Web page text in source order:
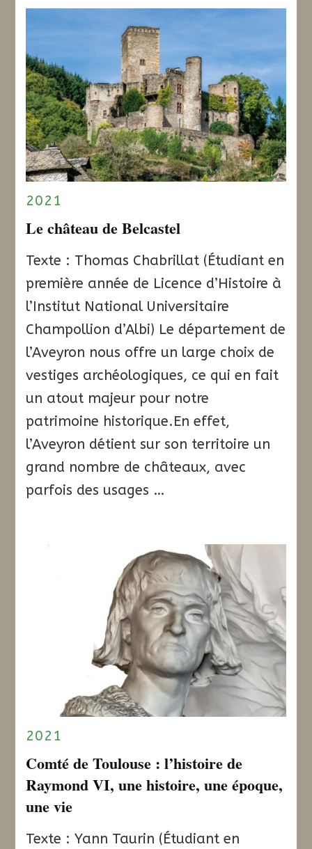
2021
Le château de Belcastel
Texte : Thomas Chabrillat (Étudiant en
première année de Licence d’Histoire à
l’Institut National Universitaire
Champollion d’Albi) Le département de
l’Aveyron nous offre un large choix de
vestiges archéologiques, ce qui en fait
un atout majeur pour notre
patrimoine historique.En effet,
l’Aveyron détient sur son territoire un
grand nombre de châteaux, avec
parfois des usages …
2021
Comté de Toulouse : l’histoire de
Raymond VI, une histoire, une époque,
une vie
Texte : Yann Taurin (Étudiant en